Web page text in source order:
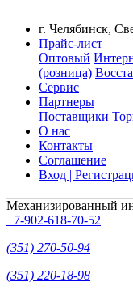
г. Челябинск,
Прайс-лист
Оптовый
(розница)
Сервис
Партнеры
Поставщики
О нас
Контакты
Соглашение
Вход |
Механизированный
+7-902-618-70-52
(351) 270-50-94
(351) 220-18-98